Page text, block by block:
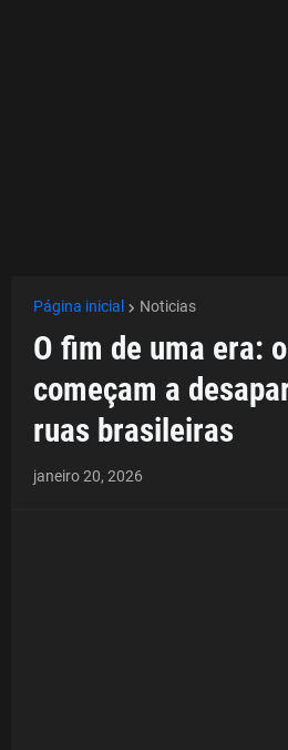
Página inicial Noticias
O fim de uma era:
começam a
ruas brasileiras
janeiro 20, 2026